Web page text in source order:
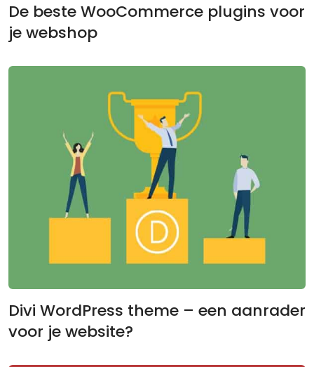
De beste WooCommerce plugins voor
je webshop
Divi WordPress theme – een aanrader
voor je website?